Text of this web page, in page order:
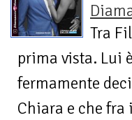
Tra
prima vista. Lui
fermamente
Chiara e che fra